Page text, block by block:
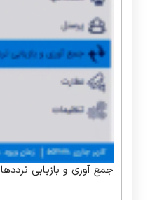
جمع آوری و بازیابی ترددها